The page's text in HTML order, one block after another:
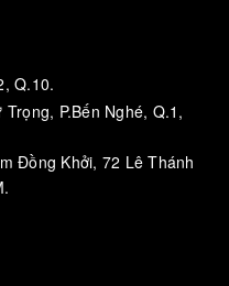
Q.10.
P.Bến Nghé, Q.1,
Đồng Khởi, 72 Lê Thánh